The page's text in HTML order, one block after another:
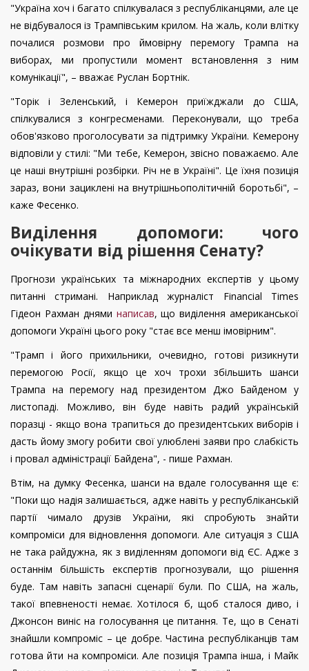
"Україна хоч і багато спілкувалася з республіканцями, але це
не відбувалося із Трампівським крилом. На жаль, коли влітку
почалися розмови про ймовірну перемогу Трампа на
виборах, ми пропустили момент встановлення з ним
комунікації", – вважає Руслан Бортнік.
"Торік і Зеленський, і Кемерон приїжджали до США,
спілкувалися з конгресменами. Переконували, що треба
обов'язково проголосувати за підтримку України. Кемерону
відповіли у стилі: "Ми тебе, Кемерон, звісно поважаємо. Але
це наші внутрішні розбірки. Річ не в Україні". Це їхня позиція
зараз, вони зациклені на внутрішньополітичній боротьбі", –
каже Фесенко.
Виділення допомоги: чого
очікувати від рішення Сенату?
Прогнози українських та міжнародних експертів у цьому
питанні стримані. Наприклад журналіст Financial Times
Гідеон Рахман днями написав, що виділення американської
допомоги Україні цього року "стає все менш імовірним".
"Трамп і його прихильники, очевидно, готові ризикнути
перемогою Росії, якщо це хоч трохи збільшить шанси
Трампа на перемогу над президентом Джо Байденом у
листопаді. Можливо, він буде навіть радий українській
поразці - якщо вона трапиться до президентських виборів і
дасть йому змогу робити свої улюблені заяви про слабкість
і провал адміністрації Байдена", - пише Рахман.
Втім, на думку Фесенка, шанси на вдале голосування ще є:
"Поки що надія залишається, адже навіть у республіканській
партії чимало друзів України, які спробують знайти
компроміси для відновлення допомоги. Але ситуація з США
не така райдужна, як з виділенням допомоги від ЄС. Адже з
останнім більшість експертів прогнозували, що рішення
буде. Там навіть запасні сценарії були. По США, на жаль,
такої впевненості немає. Хотілося б, щоб сталося диво, і
Джонсон виніс на голосування це питання. Те, що в Сенаті
знайшли компроміс – це добре. Частина республіканців там
готова йти на компроміси. Але позиція Трампа інша, і Майк